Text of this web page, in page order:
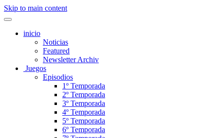
Skip to main content
inicio
Noticias
Featured
Newsletter Archiv
Juegos
Episodios
1º Temporada
2º Temporada
3º Temporada
4º Temporada
5º Temporada
6º Temporada